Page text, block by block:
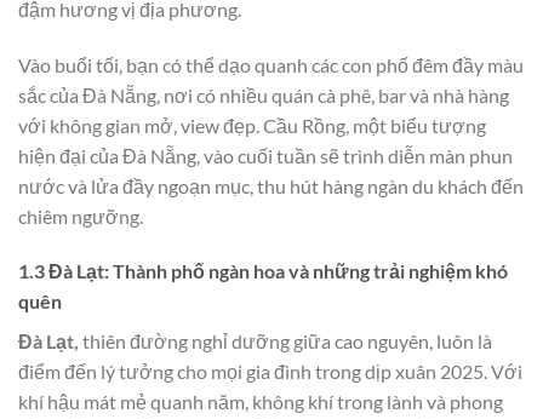
đậm hương vị địa phương.
Vào buổi tối, bạn có thể dạo quanh các con phố đêm đầy màu
sắc của Đà Nẵng, nơi có nhiều quán cà phê, bar và nhà hàng
với không gian mở, view đẹp. Cầu Rồng, một biểu tượng
hiện đại của Đà Nẵng, vào cuối tuần sẽ trình diễn màn phun
nước và lửa đầy ngoạn mục, thu hút hàng ngàn du khách đến
chiêm ngưỡng.
1.3 Đà Lạt: Thành phố ngàn hoa và những trải nghiệm khó
quên
Đà Lạt, thiên đường nghỉ dưỡng giữa cao nguyên, luôn là
điểm đến lý tưởng cho mọi gia đình trong dịp xuân 2025. Với
khí hậu mát mẻ quanh năm, không khí trong lành và phong